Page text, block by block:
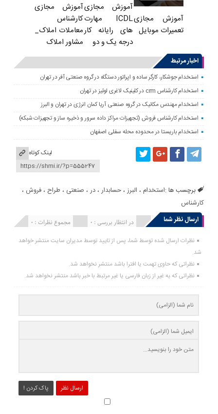
آموزش مجازی
تعمیرات موبایل
آموزش مجازی
ICDL مهارت
های رایانه کار
درجه یک و دو
آموزش مجازی
کارشناس
معاملات املاک_
مشاور املاک
اخبار مرتبط
استخدام جوشکار، کارگر ساده و اپراتور دستگاه در گروه صنعتی آفر در تهران
استخدام کارشناس crm در کلینیک لاغری لوئیز در تهران
استخدام مهندس مکانیک در گروه صنعتی آریا کمان انرژی در تهران و البرز
استخدام کارشناس فروش (تجهیزات مراکز داده سرور و ذخیره ساز و تجهیزات شبکه)
استخدام باریستا در محدوده محله سفلی اصفهان
لینک کوتاه
برچسب ها :استخدام ، البرز ،حسابدار ،در ، صنعتی ،طراح ،فروش ،
کارشناس
ارسال نظر شما
مجموع نظرات : 0 در انتظار بررسی : 0 انتشار یافته : 0
نظرات ارسال شده توسط شما، پس از تایید توسط مدیران سایت منتشر خواهد
شد.
نظراتی که حاوی تهمت یا افترا باشد منتشر نخواهد شد.
نظراتی که به غیر از زبان فارسی یا غیر مرتبط با خبر باشد منتشر نخواهد شد.
ارسال نظر پاک کردن !